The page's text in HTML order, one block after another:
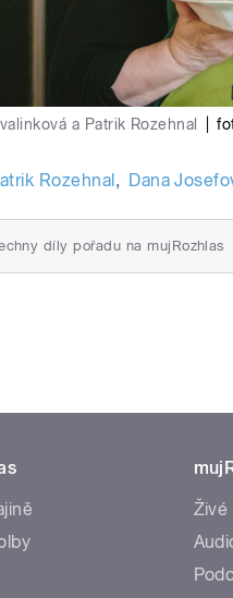
a Patrik Rozehnal
Rozehnal , Dana
díly pořadu na mujRozhlas
Živé